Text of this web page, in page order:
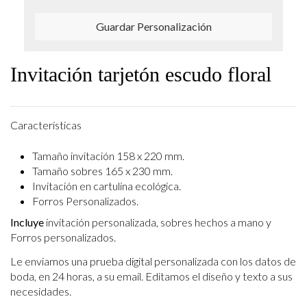
Guardar Personalización
Invitación tarjetón escudo floral
Características
Tamaño invitación 158 x 220 mm.
Tamaño sobres 165 x 230 mm.
Invitación en cartulina ecológica.
Forros Personalizados.
Incluye invitación personalizada, sobres hechos a mano y
Forros personalizados.
Le enviamos una prueba digital personalizada con los datos de
boda, en 24 horas, a su email. Editamos el diseño y texto a sus
necesidades.